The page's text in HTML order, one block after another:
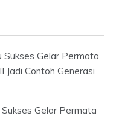
Sukses Gelar Permata
Jadi Contoh Generasi
Gelar Permata